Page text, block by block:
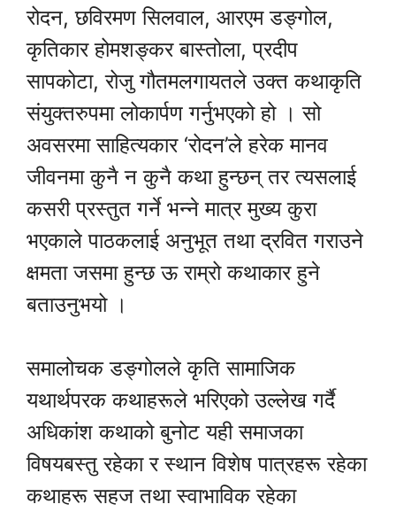
रोदन, छविरमण सिलवाल, आरएम डङ्गोल,
कृतिकार होमशङ्कर बास्तोला, प्रदीप
सापकोटा, रोजु गौतमलगायतले उक्त कथाकृति
संयुक्तरुपमा लोकार्पण गर्नुभएको हो । सो
अवसरमा साहित्यकार ‘रोदन’ले हरेक मानव
जीवनमा कुनै न कुनै कथा हुन्छन् तर त्यसलाई
कसरी प्रस्तुत गर्ने भन्ने मात्र मुख्य कुरा
भएकाले पाठकलाई अनुभूत तथा द्रवित गराउने
क्षमता जसमा हुन्छ ऊ राम्रो कथाकार हुने
बताउनुभयो ।
समालोचक डङ्गोलले कृति सामाजिक
यथार्थपरक कथाहरूले भरिएको उल्लेख गर्दै
अधिकांश कथाको बुनोट यही समाजका
विषयबस्तु रहेका र स्थान विशेष पात्रहरू रहेका
कथाहरू सहज तथा स्वाभाविक रहेका